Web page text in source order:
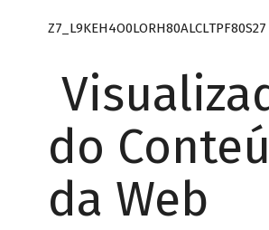
Z7_L9KEH4O0LORH80ALCLTPF80S27
do
da Web